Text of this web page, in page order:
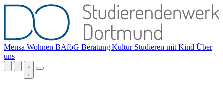
Mensa Wohnen BAföG Beratung Kultur Studieren mit Kind Über
uns